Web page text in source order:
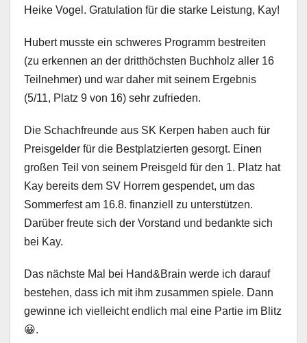
Heike Vogel. Gratulation für die starke Leistung, Kay!
Hubert musste ein schweres Programm bestreiten
(zu erkennen an der dritthöchsten Buchholz aller 16
Teilnehmer) und war daher mit seinem Ergebnis
(5/11, Platz 9 von 16) sehr zufrieden.
Die Schachfreunde aus SK Kerpen haben auch für
Preisgelder für die Bestplatzierten gesorgt. Einen
großen Teil von seinem Preisgeld für den 1. Platz hat
Kay bereits dem SV Horrem gespendet, um das
Sommerfest am 16.8. finanziell zu unterstützen.
Darüber freute sich der Vorstand und bedankte sich
bei Kay.
Das nächste Mal bei Hand&Brain werde ich darauf
bestehen, dass ich mit ihm zusammen spiele. Dann
gewinne ich vielleicht endlich mal eine Partie im Blitz
😀.